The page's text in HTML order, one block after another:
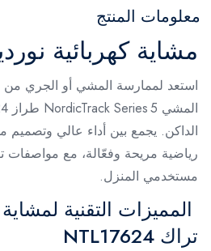
معلومات المنتج
مشاية كهربائية
استعد لممارسة المشي أو الجري من
الداكن. يجمع بين أداء عالي
رياضية مريحة وفعّالة، مع مواصفات
مستخدمي المنزل.
المميزات التقنية
تراك NTL17624